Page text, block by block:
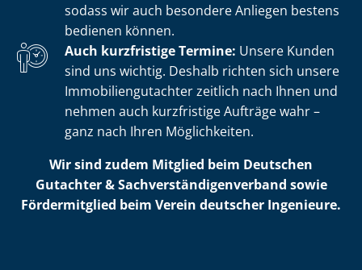
sodass wir auch besondere Anliegen bestens
bedienen können.
Auch kurzfristige Termine: Unsere Kunden
sind uns wichtig. Deshalb richten sich unsere
Im­mo­bi­li­en­gut­ach­ter zeitlich nach Ihnen und
nehmen auch kurzfristige Aufträge wahr –
ganz nach Ihren Möglichkeiten.
Wir sind zudem Mitglied beim Deutschen
Gutachter & Sach­ver­stän­di­gen­ver­band sowie
Fördermitglied beim Verein deutscher Ingenieure.